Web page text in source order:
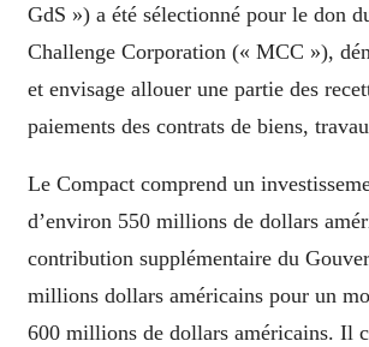
GdS ») a été sélectionné pour le don
Challenge Corporation (« MCC »),
et envisage allouer une partie des
paiements des contrats de biens,
Le Compact comprend un
d’environ 550 millions de dollars
contribution supplémentaire du
millions dollars américains pour un
600 millions de dollars américains. Il